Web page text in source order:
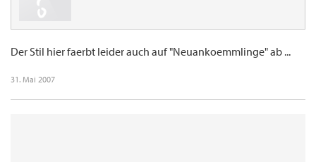
Der Stil hier faerbt leider auch auf "Neuankoemmlinge" ab ...
31. Mai 2007